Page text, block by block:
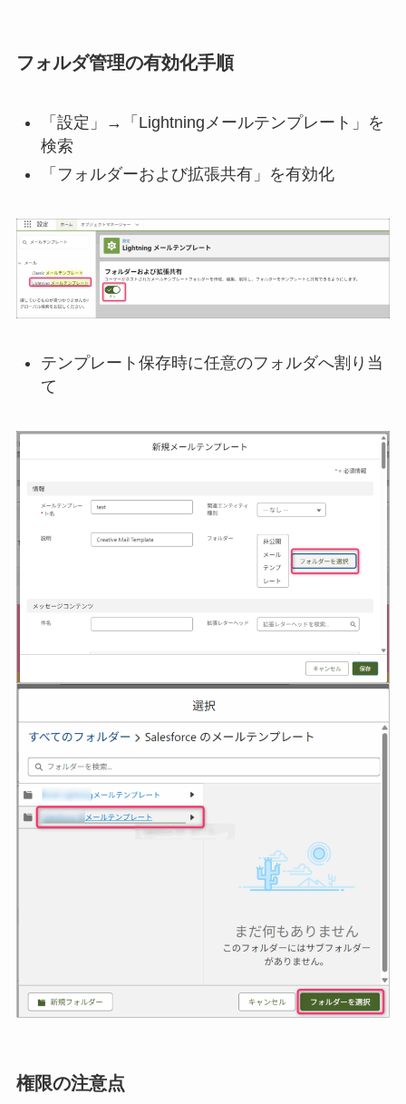
フォルダ管理の有効化手順
「設定」→「Lightningメールテンプレート」を
検索
「フォルダーおよび拡張共有」を有効化
テンプレート保存時に任意のフォルダへ割り当
て
権限の注意点